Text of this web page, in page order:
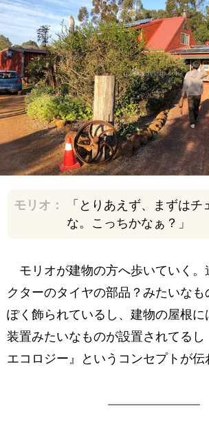
モリオ：
「とりあえず、まずはチ
な。こっちかなぁ？」
モリオが建物の方へ歩いていく。
クターのタイヤの部品？みたいなも
ぽく飾られているし、建物の屋根
装置みたいなものが設置されてるし
エコロジー』というコンセプトが伝